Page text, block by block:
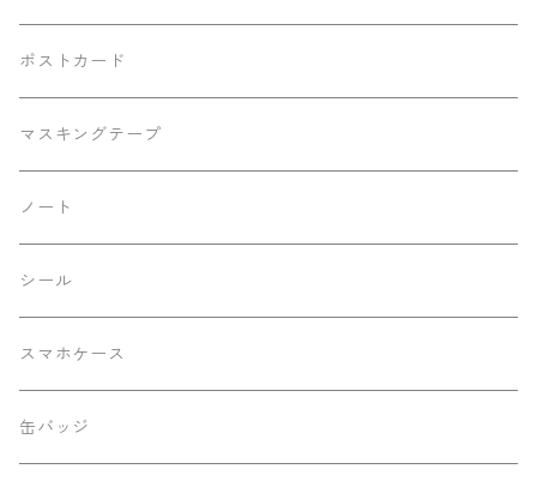
Kaorinkoイラストバージョン
リバティバージョン
デニムバージョン
レースバージョン
シルバーラメバージョン
動物柄バージョン
ポストカード
マスキングテープ
ノート
シール
スマホケース
缶バッジ